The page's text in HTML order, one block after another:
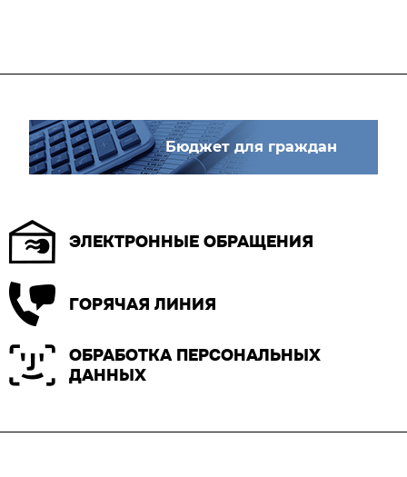
Бюджет для граждан
ЭЛЕКТРОННЫЕ ОБРАЩЕНИЯ
ГОРЯЧАЯ ЛИНИЯ
ОБРАБОТКА ПЕРСОНАЛЬНЫХ
ДАННЫХ